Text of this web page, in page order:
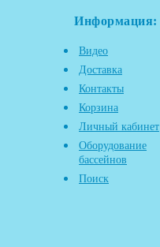
Информация:
Видео
Доставка
Контакты
Корзина
Личный кабинет
Оборудование
бассейнов
Поиск